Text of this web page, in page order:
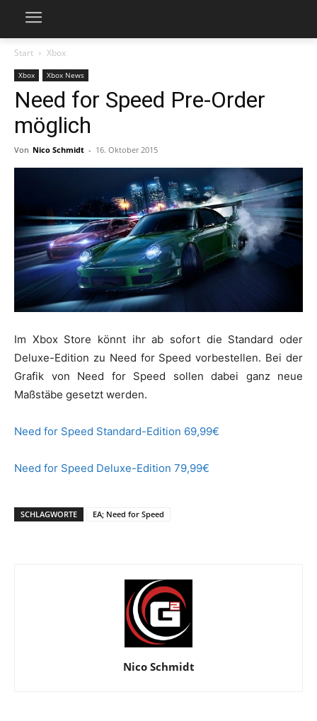
Start Xbox
Xbox Xbox News
Need for Speed Pre-Order
möglich
Von Nico Schmidt - 16. Oktober 2015
Im Xbox Store könnt ihr ab sofort die Standard oder
Deluxe-Edition zu Need for Speed vorbestellen. Bei der
Grafik von Need for Speed sollen dabei ganz neue
Maßstäbe gesetzt werden.
Need for Speed Standard-Edition 69,99€
Need for Speed Deluxe-Edition 79,99€
SCHLAGWORTE EA; Need for Speed
Nico Schmidt